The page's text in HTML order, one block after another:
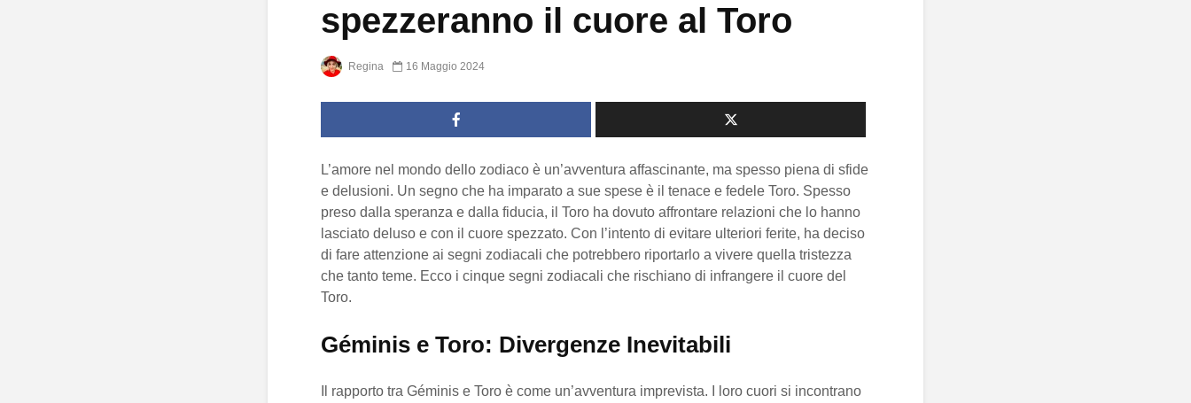
spezzeranno il cuore al Toro
Regina 16 Maggio 2024
L’amore nel mondo dello zodiaco è un’avventura affascinante, ma spesso piena di sfide
e delusioni. Un segno che ha imparato a sue spese è il tenace e fedele Toro. Spesso
preso dalla speranza e dalla fiducia, il Toro ha dovuto affrontare relazioni che lo hanno
lasciato deluso e con il cuore spezzato. Con l’intento di evitare ulteriori ferite, ha deciso
di fare attenzione ai segni zodiacali che potrebbero riportarlo a vivere quella tristezza
che tanto teme. Ecco i cinque segni zodiacali che rischiano di infrangere il cuore del
Toro.
Géminis e Toro: Divergenze Inevitabili
Il rapporto tra Géminis e Toro è come un’avventura imprevista. I loro cuori si incontrano